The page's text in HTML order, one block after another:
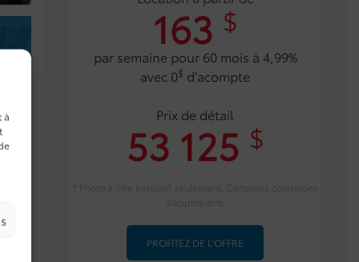
à
163 $
par semaine pour 60 mois à 4,99%
avec 0$ d'acompte
Prix de détail
53 125 $
PROFITEZ DE L'OFFRE